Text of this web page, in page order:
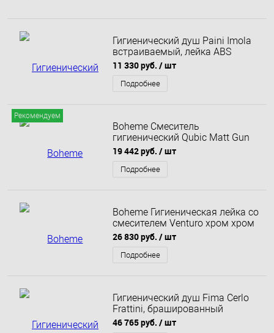
Гигиенический душ Paini Imola
встраиваемый, лейка ABS
53CR442RRU_ABS
11 330 руб. / шт
Подробнее
Рекомендуем
Boheme Смеситель
гигиенический Qubic Matt Gun
Metal Вороненая сталь 477-GM
19 442 руб. / шт
Подробнее
Boheme Гигиеническая лейка со
смесителем Venturo хром хром
377
26 830 руб. / шт
Подробнее
Гигиенический душ Fima Cerlo
Frattini, брашированный
чёрный хром , без внутренней
46 765 руб. / шт